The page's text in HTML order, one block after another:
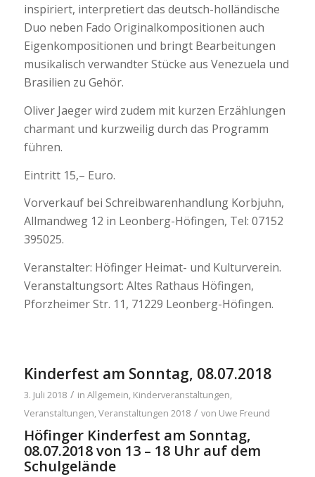
inspiriert, interpretiert das deutsch-holländische
Duo neben Fado Originalkompositionen auch
Eigenkompositionen und bringt Bearbeitungen
musikalisch verwandter Stücke aus Venezuela und
Brasilien zu Gehör.
Oliver Jaeger wird zudem mit kurzen Erzählungen
charmant und kurzweilig durch das Programm
führen.
Eintritt 15,– Euro.
Vorverkauf bei Schreibwarenhandlung Korbjuhn,
Allmandweg 12 in Leonberg-Höfingen, Tel: 07152
395025.
Veranstalter: Höfinger Heimat- und Kulturverein.
Veranstaltungsort: Altes Rathaus Höfingen,
Pforzheimer Str. 11, 71229 Leonberg-Höfingen.
Kinderfest am Sonntag, 08.07.2018
3. Juli 2018 / in Allgemein, Kinderveranstaltungen,
Veranstaltungen,Veranstaltungen 2018 / von Uwe Freund
Höfinger Kinderfest am Sonntag,
08.07.2018 von 13 – 18 Uhr auf dem
Schulgelände